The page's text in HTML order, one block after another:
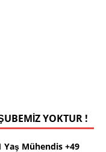
YOKTUR !
Yaş Mühendis +49